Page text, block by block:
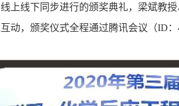
上线下同步进行的颁奖典礼，梁斌教
动，颁奖仪式全程通过腾讯会议（ID：